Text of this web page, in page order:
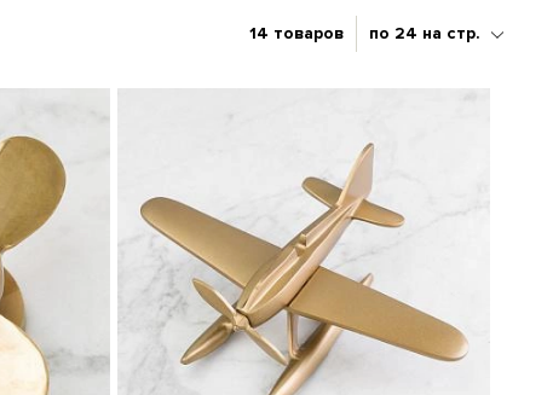
14 товаров по 24 на стр.